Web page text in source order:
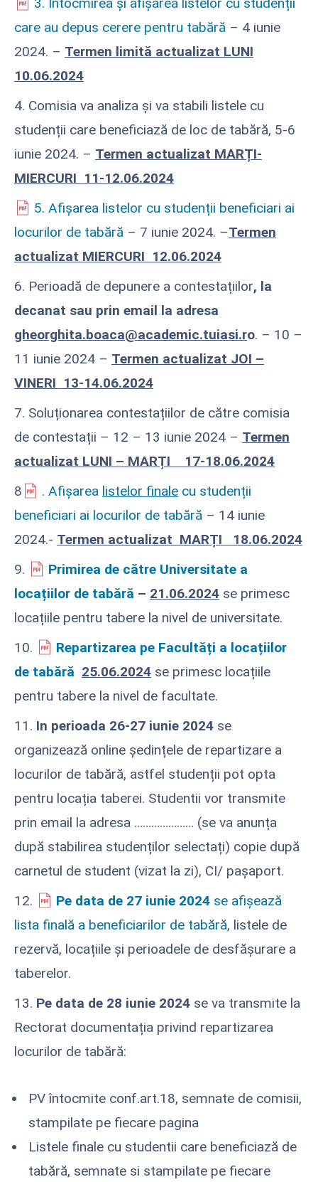
care au depus cerere pentru tabără – 4 iunie
2024. – Termen limită actualizat LUNI
10.06.2024
4. Comisia va analiza și va stabili listele cu
studenții care beneficiază de loc de tabără, 5-6
iunie 2024. – Termen actualizat MARȚI-
MIERCURI 11-12.06.2024
5. Afișarea listelor cu studenții beneficiari ai
locurilor de tabără – 7 iunie 2024. –Termen
actualizat MIERCURI 12.06.2024
6. Perioadă de depunere a contestațiilor, la
decanat sau prin email la adresa
gheorghita.boaca@academic.tuiasi.ro. – 10 –
11 iunie 2024 – Termen actualizat JOI –
VINERI 13-14.06.2024
7. Soluționarea contestațiilor de către comisia
de contestații – 12 – 13 iunie 2024 – Termen
actualizat LUNI – MARȚI 17-18.06.2024
8
. Afișarea listelor finale cu studenții
beneficiari ai locurilor de tabără – 14 iunie
2024.- Termen actualizat MARȚI 18.06.2024
9.
Primirea de către Universitate a
locațiilor de tabără – 21.06.2024 se primesc
locațiile pentru tabere la nivel de universitate.
10.
Repartizarea pe Facultăți a locațiilor
de tabără 25.06.2024 se primesc locațiile
pentru tabere la nivel de facultate.
11. In perioada 26-27 iunie 2024 se
organizează online ședințele de repartizare a
locurilor de tabără, astfel studenții pot opta
pentru locația taberei. Studentii vor transmite
prin email la adresa ………………… (se va anunța
după stabilirea studenților selectați) copie după
carnetul de student (vizat la zi), CI/ pașaport.
12.
Pe data de 27 iunie 2024 se afișează
lista finală a beneficiarilor de tabără, listele de
rezervă, locațiile și perioadele de desfășurare a
taberelor.
13. Pe data de 28 iunie 2024 se va transmite la
Rectorat documentația privind repartizarea
locurilor de tabără:
PV întocmite conf.art.18, semnate de comisii,
stampilate pe fiecare pagina
Listele finale cu studentii care beneficiază de
tabără, semnate si stampilate pe fiecare